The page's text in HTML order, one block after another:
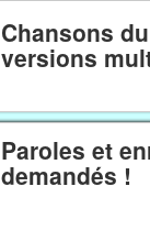
Chansons
versions
Paroles et
demandés !